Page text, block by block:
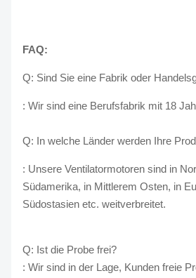
FAQ:
Q: Sind Sie eine Fabrik oder
: Wir sind eine Berufsfabrik mit 18
Q: In welche Länder werden Ihre
: Unsere Ventilatormotoren sind in
Südamerika, in Mittlerem Osten, in
Südostasien etc. weitverbreitet.
Q: Ist die Probe frei?
: Wir sind in der Lage, Kunden freie